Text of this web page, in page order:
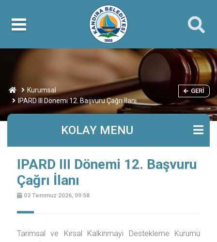
Kurumsal
IPARD III Dönemi 12. Başvuru Çağrı İlanı
GERI
KOLAY MENU
IPARD III Dönemi 12. Başvuru
Çağrı İlanı
03 Temmuz 2026, 09:58
Tarımsal ve Kırsal Kalkınmayı Destekleme Kurumu